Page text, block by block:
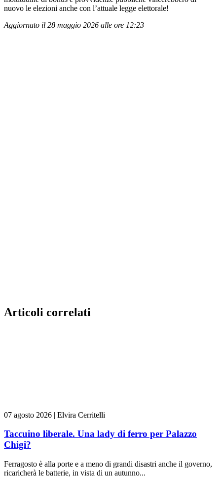
nuovo le elezioni anche con l’attuale legge elettorale!
Aggiornato il 28 maggio 2026 alle ore 12:23
Articoli correlati
07 agosto 2026 | Elvira Cerritelli
Taccuino liberale. Una lady di ferro per Palazzo
Chigi?
Ferragosto è alla porte e a meno di grandi disastri anche il governo,
ricaricherà le batterie, in vista di un autunno...